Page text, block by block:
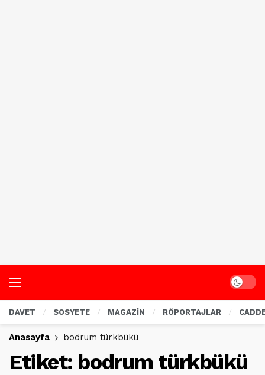
Dark
DAVET SOSYETE MAGAZİN RÖPORTAJLAR
Anasayfa bodrum türkbükü
Etiket: bodrum türkbükü